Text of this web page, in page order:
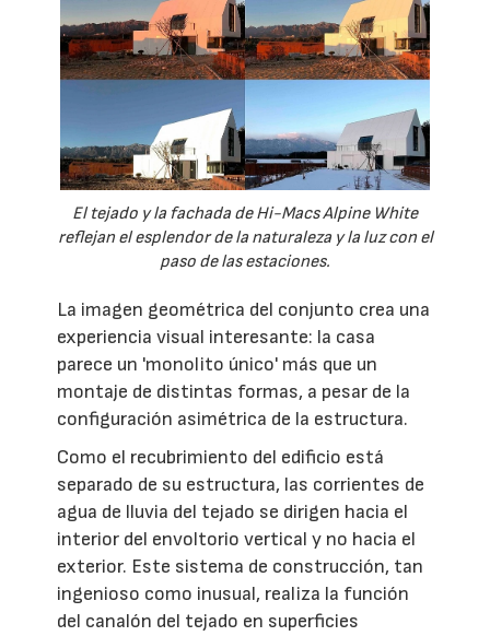
El tejado y la fachada de Hi-Macs Alpine White
reflejan el esplendor de la naturaleza y la luz con el
paso de las estaciones.
La imagen geométrica del conjunto crea una
experiencia visual interesante: la casa
parece un 'monolito único' más que un
montaje de distintas formas, a pesar de la
configuración asimétrica de la estructura.
Como el recubrimiento del edificio está
separado de su estructura, las corrientes de
agua de lluvia del tejado se dirigen hacia el
interior del envoltorio vertical y no hacia el
exterior. Este sistema de construcción, tan
ingenioso como inusual, realiza la función
del canalón del tejado en superficies